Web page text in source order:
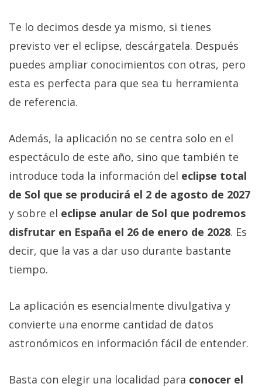
Te lo decimos desde ya mismo, si tienes
previsto ver el eclipse, descárgatela. Después
puedes ampliar conocimientos con otras, pero
esta es perfecta para que sea tu herramienta
de referencia.
Además, la aplicación no se centra solo en el
espectáculo de este año, sino que también te
introduce toda la información del eclipse total
de Sol que se producirá el 2 de agosto de 2027
y sobre el eclipse anular de Sol que podremos
disfrutar en España el 26 de enero de 2028. Es
decir, que la vas a dar uso durante bastante
tiempo.
La aplicación es esencialmente divulgativa y
convierte una enorme cantidad de datos
astronómicos en información fácil de entender.
Basta con elegir una localidad para conocer el